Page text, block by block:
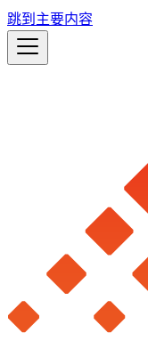
跳到主要内容